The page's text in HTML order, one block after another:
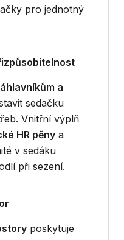
pro jednotný
a
sedačku
Vnitřní výplň
HR pěny a
v sedáku
při sezení.
poskytuje